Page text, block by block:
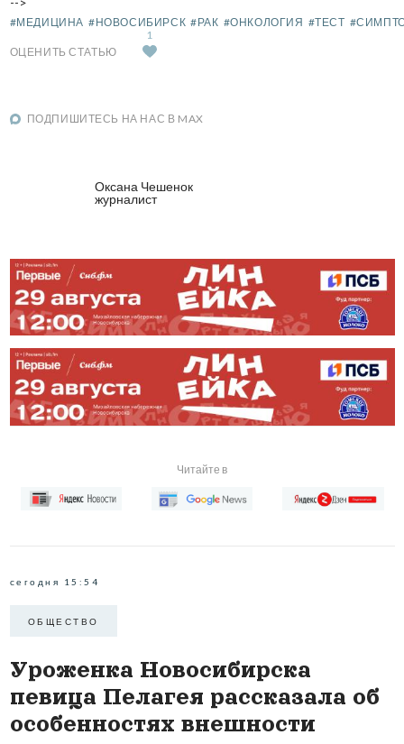
#МЕДИЦИНА #НОВОСИБИРСК #РАК #ОНКОЛОГИЯ #ТЕСТ
ОЦЕНИТЬ СТАТЬЮ
1
ПОДПИШИТЕСЬ НА НАС В MAX
Оксана Чешенок
журналист
Читайте в
сегодня 15:54
ОБЩЕСТВО
Уроженка Новосибирска
певица Пелагея рассказала об
особенностях внешности